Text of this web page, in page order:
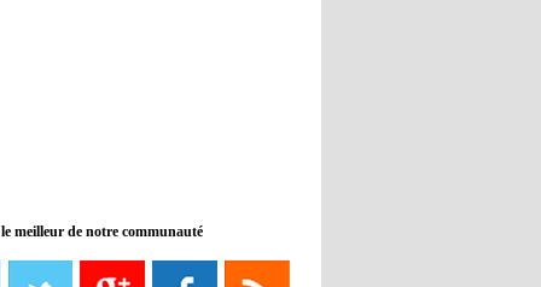
08:21 - 2022/11/08
propriétaire
meilleur de notre communauté